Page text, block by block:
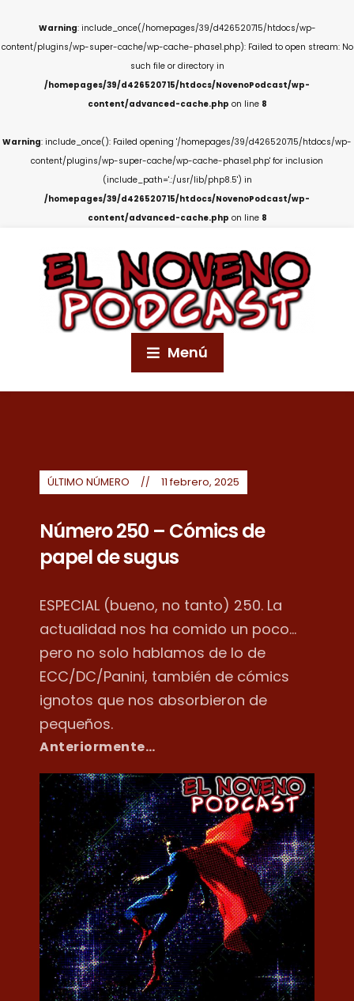
Warning: include_once(/homepages/39/d426520715/htdocs/wp-
content/plugins/wp-super-cache/wp-cache-phase1.php): Failed to open stream: No
such file or directory in
/homepages/39/d426520715/htdocs/NovenoPodcast/wp-
content/advanced-cache.php on line 8
Warning: include_once(): Failed opening '/homepages/39/d426520715/htdocs/wp-
content/plugins/wp-super-cache/wp-cache-phase1.php' for inclusion
(include_path='.:/usr/lib/php8.5') in
/homepages/39/d426520715/htdocs/NovenoPodcast/wp-
content/advanced-cache.php on line 8
Menú
ÚLTIMO NÚMERO 11 febrero, 2025
Número 250 – Cómics de
papel de sugus
ESPECIAL (bueno, no tanto) 250. La
actualidad nos ha comido un poco...
pero no solo hablamos de lo de
ECC/DC/Panini, también de cómics
ignotos que nos absorbieron de
pequeños.
Anteriormente…